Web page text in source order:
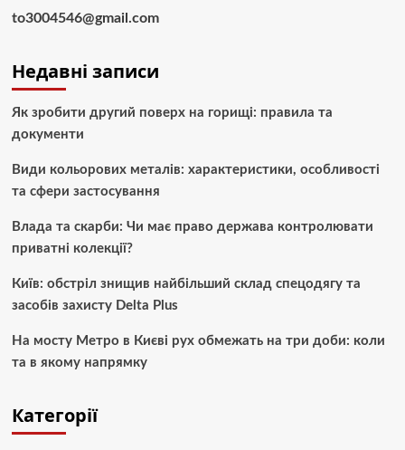
to3004546@gmail.com
Недавні записи
Як зробити другий поверх на горищі: правила та
документи
Види кольорових металів: характеристики, особливості
та сфери застосування
Влада та скарби: Чи має право держава контролювати
приватні колекції?
Київ: обстріл знищив найбільший склад спецодягу та
засобів захисту Delta Plus
На мосту Метро в Києві рух обмежать на три доби: коли
та в якому напрямку
Категорії